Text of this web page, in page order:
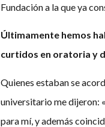
Fundación a la que ya
Últimamente hemos
curtidos en oratoria y
Quienes estaban se
universitario me dijeron:
para mí, y además